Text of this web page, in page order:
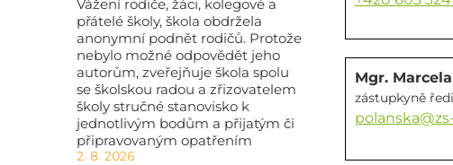
Vážení rodiče, žáci, kolegové a
přátelé školy, škola obdržela
anonymní podnět rodičů. Protože
nebylo možné odpovědět jeho
autorům, zveřejňuje škola spolu
se školskou radou a zřizovatelem
školy stručné stanovisko k
jednotlivým bodům a přijatým či
připravovaným opatřením
2. 8. 2026
Mgr.
zástupkyně